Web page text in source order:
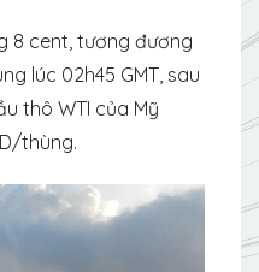
8 cent, tương đương
lúc 02h45 GMT, sau
thô WTI của Mỹ
thùng.